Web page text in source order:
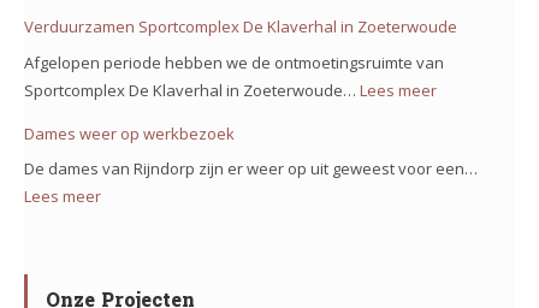
Noorderkeerkring!
ons
team
het
Verduurzamen Sportcomplex De Klaverhal in Zoeterwoude
Afgelopen periode hebben we de ontmoetingsruimte van
Sportcomplex De Klaverhal in Zoeterwoude… Lees meer:
De
Dames weer op werkbezoek
De dames van Rijndorp zijn er weer op uit geweest voor een…
Lees meer:
op
Onze Projecten